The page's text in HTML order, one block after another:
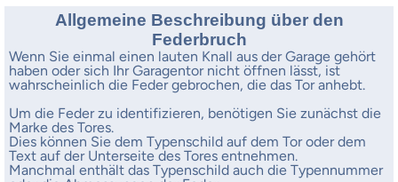
Allgemeine Beschreibung über den
Federbruch
Wenn Sie einmal einen lauten Knall aus der Garage gehört
haben oder sich Ihr Garagentor nicht öffnen lässt, ist
wahrscheinlich die Feder gebrochen, die das Tor anhebt.
Um die Feder zu identifizieren, benötigen Sie zunächst die
Marke des Tores.
Dies können Sie dem Typenschild auf dem Tor oder dem
Text auf der Unterseite des Tores entnehmen.
Manchmal enthält das Typenschild auch die Typennummer